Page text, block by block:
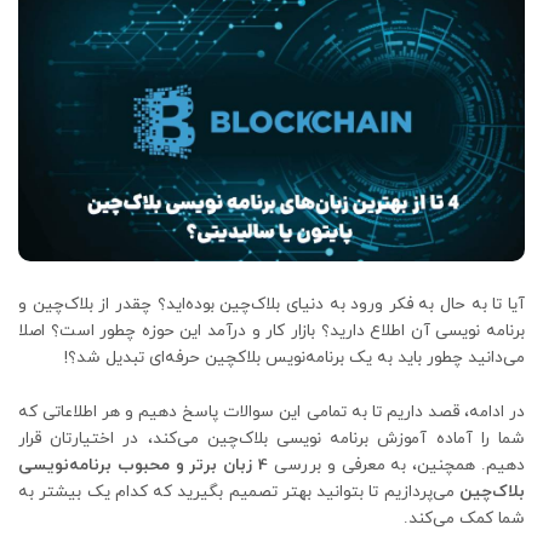
آیا تا به حال به فکر ورود به دنیای بلاک‌چین بوده‌اید؟ چقدر از بلاک‌چین و
برنامه نویسی آن اطلاع دارید؟ بازار کار و درآمد این حوزه چطور است؟ اصلا
می‌دانید چطور باید به یک برنامه‌نویس بلاکچین حرفه‌ای تبدیل شد؟!
در ادامه، قصد داریم تا به تمامی این سوالات پاسخ دهیم و هر اطلاعاتی که
شما را آماده آموزش برنامه نویسی بلاک‌چین می‌کند، در اختیارتان قرار
دهیم. همچنین، به معرفی و بررسی
4 زبان برتر و محبوب برنامه‌نویسی
بلاک‌چین می‌پردازیم تا بتوانید بهتر تصمیم بگیرید که کدام یک بیشتر به
شما کمک می‌کند.